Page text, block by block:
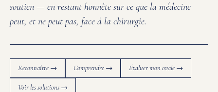
soutien — en restant honnête sur ce que la médecine
peut, et ne peut pas, face à la chirurgie.
Reconnaître → Comprendre → Évaluer mon ovale →
Voir les solutions →